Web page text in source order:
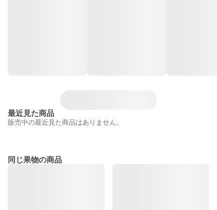
最近見た商品
販売中の最近見た商品はありません。
同じ果物の商品